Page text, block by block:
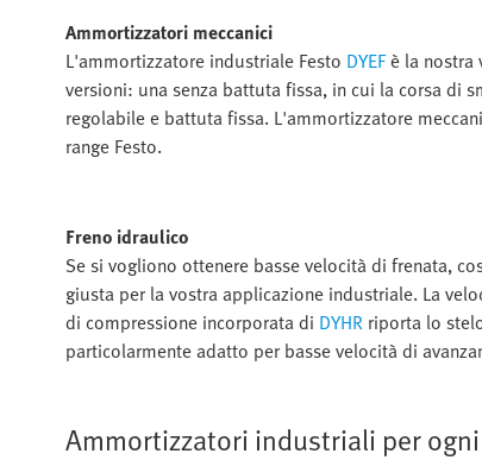
Ammortizzatori meccanici
L'ammortizzatore industriale Festo DYEFè la nostra
versioni: una senza battuta fissa, in cui la corsa di
regolabile e battuta fissa. L'ammortizzatore
range Festo.
Freno idraulico
Se si vogliono ottenere basse velocità di frenata,
giusta per la vostra applicazione industriale. La
di compressione incorporata di DYHR riporta lo
particolarmente adatto per basse velocità di
Ammortizzatori industriali per